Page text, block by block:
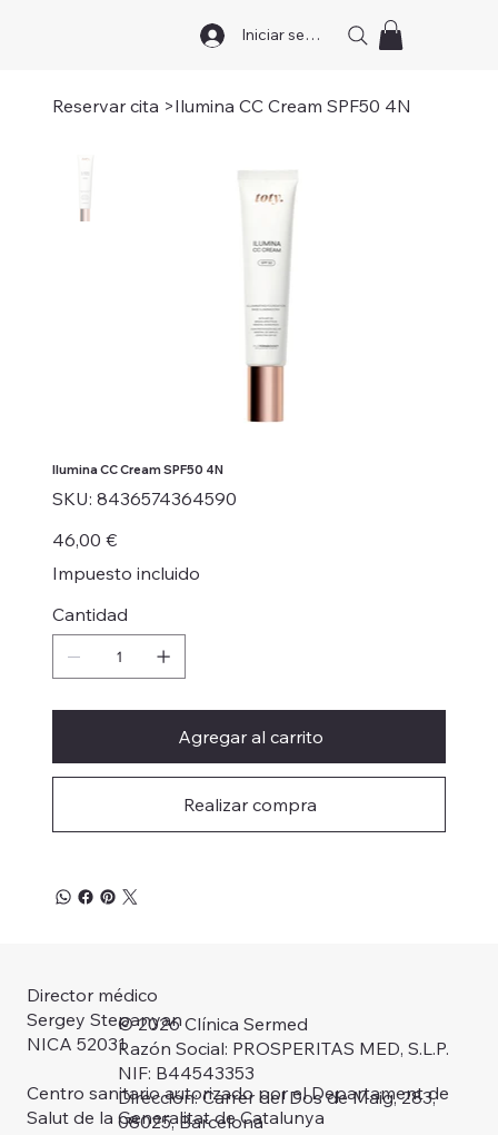
Iniciar sesión
Reservar cita >Ilumina CC Cream SPF50 4N
Ilumina CC Cream SPF50 4N
SKU: SKU
8436574364590
8436574364590
Precio
46,00 €
Impuesto incluido
Cantidad
Agregar al carrito
Realizar compra
Director médico
Sergey Stepanyan
NICA 52031
Centro sanitario autorizado por el Departament de
Salut de la Generalitat de Catalunya
© 2026 Clínica Sermed
Razón Social: PROSPERITAS MED, S.L.P.
NIF: B44543353
Dirección: Carrer del Dos de Maig, 283,
08025, Barcelona